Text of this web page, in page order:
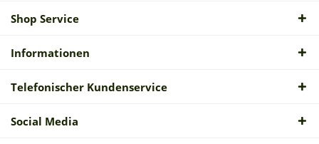
Shop Service
Informationen
Telefonischer Kundenservice
Social Media